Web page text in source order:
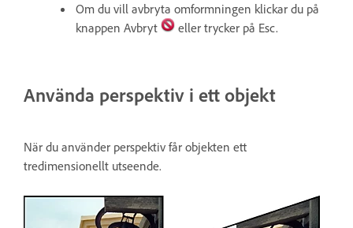
Om du vill avbryta omformningen klickar du på
knappen Avbryt
eller trycker på Esc.
Använda perspektiv i ett objekt
När du använder perspektiv får objekten ett
tredimensionellt utseende.